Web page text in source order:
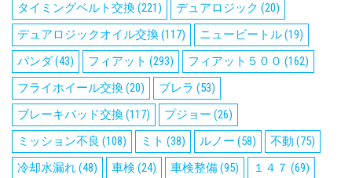
タイミングベルト交換(221) デュアロジック (20)
デュアロジックオイル交換(117) ニュービートル(19)
パンダ(43) フィアット (293) フィアット５００ (162)
フライホイール交換(20) ブレラ (53)
ブレーキパッド交換(117) プジョー (26)
ミッション不良 (108) ミト (38) ルノー (58) 不動 (75)
冷却水漏れ(48) 車検 (24) 車検整備(95) １４７ (69)